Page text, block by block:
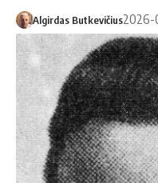
Algirdas Butkevičius2026-